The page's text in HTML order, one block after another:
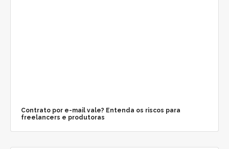
Contrato por e-mail vale? Entenda os riscos para
freelancers e produtoras